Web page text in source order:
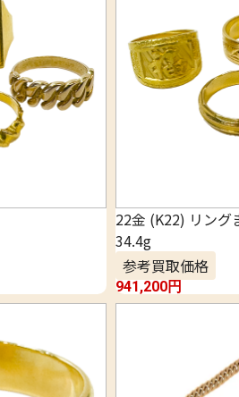
22金 (K22) リング
34.4g
参考買取価格
941,200円